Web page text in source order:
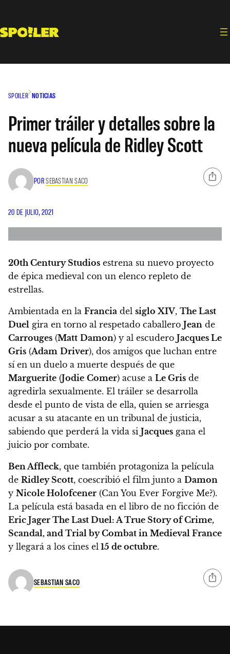
contenido
SPOILER NOTICIAS
Primer tráiler y detalles sobre la
nueva película de Ridley Scott
PORSEBASTIAN SACO
20 DE JULIO, 2021
20th Century Studios estrena su nuevo proyecto
de épica medieval con un elenco repleto de
estrellas.
Ambientada en la Francia del siglo XIV, The Last
Duel gira en torno al respetado caballero Jean de
Carrouges (Matt Damon) y al escudero Jacques Le
Gris (Adam Driver), dos amigos que luchan entre
sí en un duelo a muerte después de que
Marguerite (Jodie Comer) acuse a Le Gris de
agredirla sexualmente. El tráiler se desarrolla
desde el punto de vista de ella, quien se arriesga
acusar a su atacante en un tribunal de justicia,
sabiendo que perderá la vida si Jacques gana el
juicio por combate.
Ben Affleck, que también protagoniza la película
de Ridley Scott, coescribió el film junto a Damon
y Nicole Holofcener (Can You Ever Forgive Me?).
La película está basada en el libro de no ficción de
Eric Jager The Last Duel: A True Story of Crime,
Scandal, and Trial by Combat in Medieval France
y llegará a los cines el 15 de octubre.
SEBASTIAN SACO